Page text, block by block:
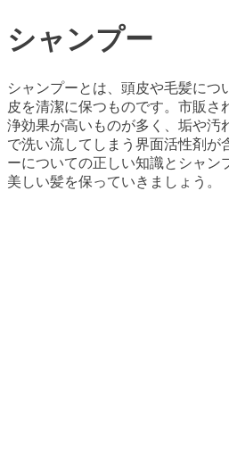
シャンプー
シャンプーとは、頭皮や毛髪につ
皮を清潔に保つものです。市販さ
浄効果が高いものが多く、垢や汚
で洗い流してしまう界面活性剤が
ーについての正しい知識とシャン
美しい髪を保っていきましょう。